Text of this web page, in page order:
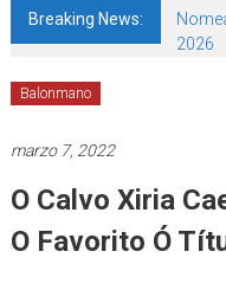
Breaking News:
2026
Balonmano
marzo 7, 2022
O Calvo Xiria
O Favorito Ó